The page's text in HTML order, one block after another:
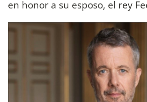
en honor a su esposo, el rey